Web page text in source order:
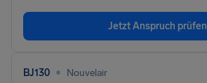
Jetzt Anspruch prüfen
BJ130 • Nouvelair